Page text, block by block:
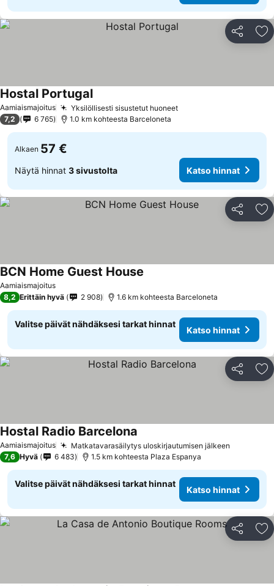
Jaa
Aamiaismajoitus Yksilöllisesti sisustetut huoneetKatso hinnat
Hostal PortugalKatso hinnat
7,2 6 765 1.0 km kohteesta Barceloneta
Alkaen 57 €
Näytä hinnat 3 sivustolta Katso hinnat
Jaa
Aamiaismajoitus
BCN Home Guest House
8,2 Erittäin hyvä 2 908 1.6 km kohteesta Barceloneta
Valitse päivät nähdäksesi tarkat hinnat
Katso hinnat
Jaa
Aamiaismajoitus Matkatavarasäilytys uloskirjautumisen jälkeen
Hostal Radio Barcelona
7,6 Hyvä 6 483 1.5 km kohteesta Plaza Espanya
Valitse päivät nähdäksesi tarkat hinnat
Katso hinnat
Jaa